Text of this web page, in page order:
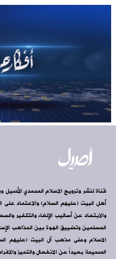
قناة لنشر وترويج الاسلام المحمدي الأصيل
أهل البيت (عليهم السلام) والاعتماد على
والابتعاد عن أساليب الإلغاء والتكفير
المسلمين وتضييق الهوة بين المذاهب
الاسلام وعلى مذهب آل البيت (عليهم
الصحيحة بعيداً عن الانفعال والتحيز